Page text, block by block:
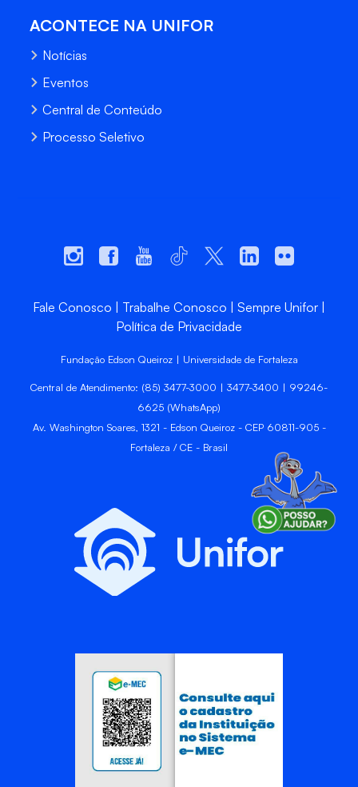
ACONTECE NA UNIFOR
Notícias
Eventos
Central de Conteúdo
Processo Seletivo
Fale Conosco Trabalhe Conosco
Sempre Unifor
Política de Privacidade
Fundação Edson Queiroz | Universidade de Fortaleza
Central de Atendimento: (85) 3477-3000 | 3477-3400 | 99246-
6625 (WhatsApp)
Av. Washington Soares, 1321 - Edson Queiroz - CEP 60811-905 -
Fortaleza / CE - Brasil